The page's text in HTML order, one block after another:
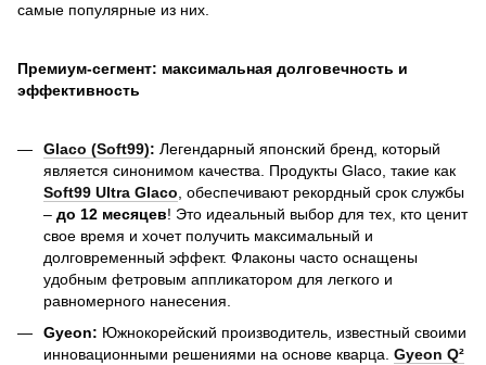
самые популярные из них.
Премиум-сегмент: максимальная долговечность и
эффективность
Glaco (Soft99): Легендарный японский бренд, который
является синонимом качества. Продукты Glaco, такие как
Soft99 Ultra Glaco, обеспечивают рекордный срок службы
– до 12 месяцев! Это идеальный выбор для тех, кто ценит
свое время и хочет получить максимальный и
долговременный эффект. Флаконы часто оснащены
удобным фетровым аппликатором для легкого и
равномерного нанесения.
Gyeon: Южнокорейский производитель, известный своими
инновационными решениями на основе кварца. Gyeon Q²